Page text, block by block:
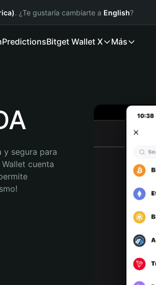
. ¿Te gustaría cambiarte a English?
PredictionsBitget Wallet X Más
y segura para
cuenta